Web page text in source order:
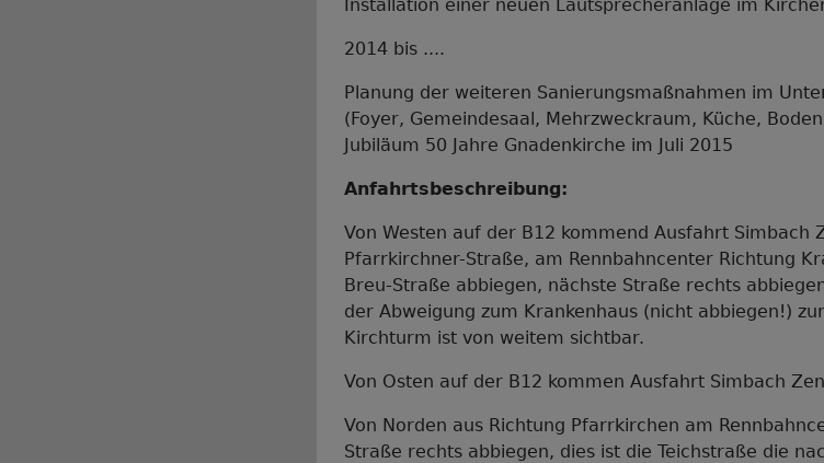
Installation einer neuen Lautsprecheranlage im
2014 bis ....
Planung der weiteren Sanierungsmaßnahmen im
(Foyer, Gemeindesaal, Mehrzweckraum, Küche,
Jubiläum 50 Jahre Gnadenkirche im Juli 2015
Anfahrtsbeschreibung:
Von Westen auf der B12 kommend Ausfahrt Simbach
Pfarrkirchner-Straße, am Rennbahncenter Richtung
Breu-Straße abbiegen, nächste Straße rechts
der Abweigung zum Krankenhaus (nicht abbiegen!)
Kirchturm ist von weitem sichtbar.
Von Osten auf der B12 kommen Ausfahrt Simbach
Von Norden aus Richtung Pfarrkirchen am
Straße rechts abbiegen, dies ist die Teichstraße die